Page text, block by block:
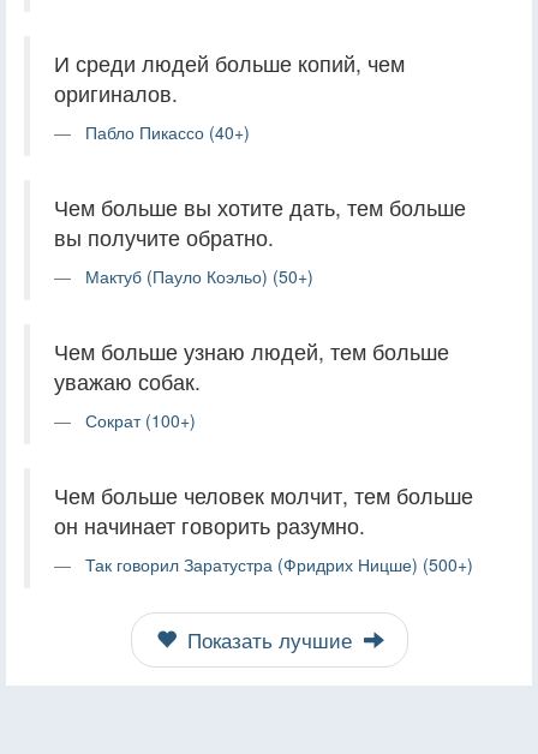
И среди людей больше копий, чем
оригиналов.
Пабло Пикассо (40+)
Чем больше вы хотите дать, тем больше
вы получите обратно.
Мактуб (Пауло Коэльо) (50+)
Чем больше узнаю людей, тем больше
уважаю собак.
Сократ (100+)
Чем больше человек молчит, тем больше
он начинает говорить разумно.
Так говорил Заратустра (Фридрих Ницше) (500+)
Показать лучшие